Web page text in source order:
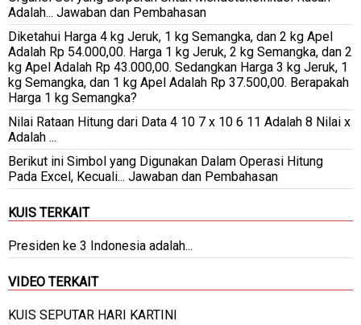
Adalah... Jawaban dan Pembahasan
Diketahui Harga 4 kg Jeruk, 1 kg Semangka, dan 2 kg Apel
Adalah Rp 54.000,00. Harga 1 kg Jeruk, 2 kg Semangka, dan 2
kg Apel Adalah Rp 43.000,00. Sedangkan Harga 3 kg Jeruk, 1
kg Semangka, dan 1 kg Apel Adalah Rp 37.500,00. Berapakah
Harga 1 kg Semangka?
Nilai Rataan Hitung dari Data 4 10 7 x 10 6 11 Adalah 8 Nilai x
Adalah ...
Berikut ini Simbol yang Digunakan Dalam Operasi Hitung
Pada Excel, Kecuali... Jawaban dan Pembahasan
KUIS TERKAIT
Presiden ke 3 Indonesia adalah...
VIDEO TERKAIT
KUIS SEPUTAR HARI KARTINI